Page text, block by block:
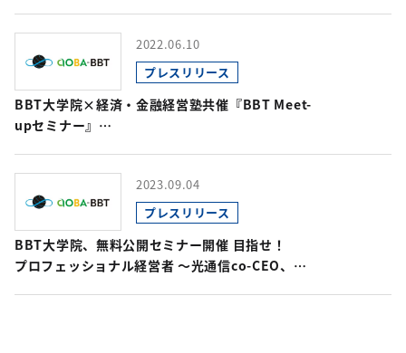
2022.06.10
プレスリリース
BBT大学院×経済・金融経営塾共催『BBT Meet-
upセミナー』
2023.09.04
プレスリリース
BBT大学院、無料公開セミナー開催 目指せ！
プロフェッショナル経営者 〜光通信co-CEO、